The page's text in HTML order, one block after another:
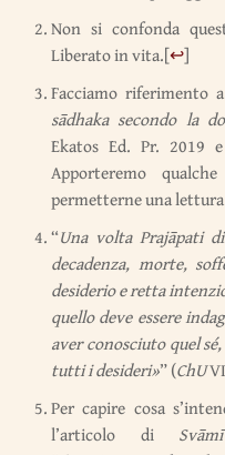
Non si confonda
Liberato in vita.[↩]
Facciamo riferimento
sādhaka secondo la
Ekatos Ed. Pr. 2019
Apporteremo
permetterne una
“Una volta Prajāpati
decadenza, morte,
desiderio e retta
quello deve essere
aver conosciuto quel
tutti i desideri»” (ChU
Per capire cosa
l’articolo di